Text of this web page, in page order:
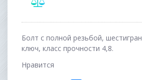
Болт с полной резьбой,
ключ, класс прочности 4,8.
Нравится